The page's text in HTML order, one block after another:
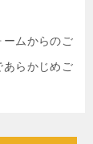
ムからのご
あらかじめご